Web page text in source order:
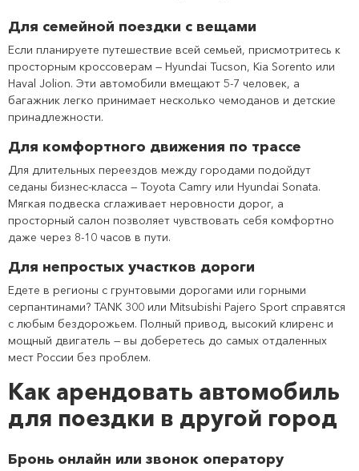
Для семейной поездки с вещами
Если планируете путешествие всей семьей, присмотритесь к
просторным кроссоверам — Hyundai Tucson, Kia Sorento или
Haval Jolion. Эти автомобили вмещают 5-7 человек, а
багажник легко принимает несколько чемоданов и детские
принадлежности.
Для комфортного движения по трассе
Для длительных переездов между городами подойдут
седаны бизнес-класса — Toyota Camry или Hyundai Sonata.
Мягкая подвеска сглаживает неровности дорог, а
просторный салон позволяет чувствовать себя комфортно
даже через 8-10 часов в пути.
Для непростых участков дороги
Едете в регионы с грунтовыми дорогами или горными
серпантинами? TANK 300 или Mitsubishi Pajero Sport справятся
с любым бездорожьем. Полный привод, высокий клиренс и
мощный двигатель — вы доберетесь до самых отдаленных
мест России без проблем.
Как арендовать автомобиль
для поездки в другой город
Бронь онлайн или звонок оператору